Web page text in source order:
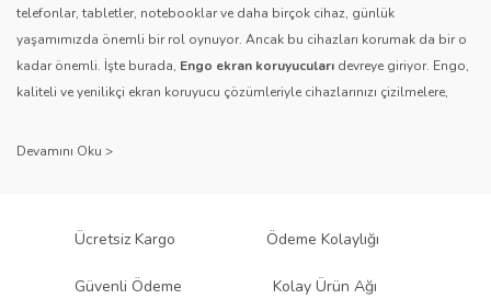
telefonlar, tabletler, notebooklar ve daha birçok cihaz, günlük
yaşamımızda önemli bir rol oynuyor. Ancak bu cihazları korumak da bir o
kadar önemli. İşte burada, Engo ekran koruyucuları devreye giriyor. Engo,
kaliteli ve yenilikçi ekran koruyucu çözümleriyle cihazlarınızı çizilmelere,
sağlıyor.
Engo ekran koruyucuları
, uzun yıllara dayanan tecrübesi ve teknolojiye
ürününü titiz bir kalite kontrol sürecinden geçirir. Kullanıcı dostu tasarımı
Ücretsiz Kargo Ödeme Kolaylığı
Güvenli Ödeme Kolay Ürün Ağı